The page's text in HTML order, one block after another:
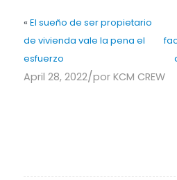
« El sueño de ser propietario
de vivienda vale la pena el
esfuerzo
April 28, 2022/por KCM CREW